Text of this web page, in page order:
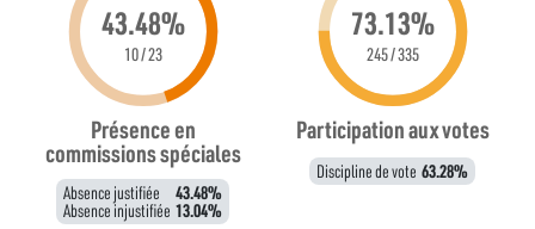
43.48%
10 / 23
Présence en
commissions spéciales
Absence justifiée 43.48%
Absence injustifiée 13.04%
73.13%
245 / 335
Participation aux votes
Discipline de vote 63.28%